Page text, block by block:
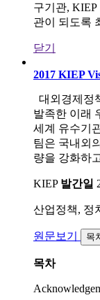
구기관, KIEP
관이 되도록
닫기
2017 KIEP
대외경제정
발족한 이래
세계 유수기
팀은 국내외
량을 강화하
KIEP 발간일
산업정책, 정
원문보기 목
목차